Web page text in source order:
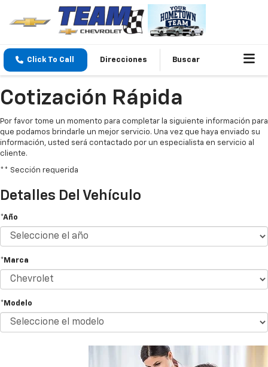
Click To Call Direcciones Buscar
Cotización Rápida
Por favor tome un momento para completar la siguiente información para
que podamos brindarle un mejor servicio. Una vez que haya enviado su
información, usted será contactado por un especialista en servicio al
cliente.
** Sección requerida
Detalles Del Vehículo
*Año
*Marca
*Modelo